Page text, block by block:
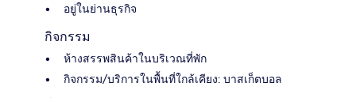
อยู่ในย่านธุรกิจ
กิจกรรม
ห้างสรรพสินค้าในบริเวณที่พัก
กิจกรรม/บริการในพื้นที่ใกล้เคียง: บาสเก็ตบอล